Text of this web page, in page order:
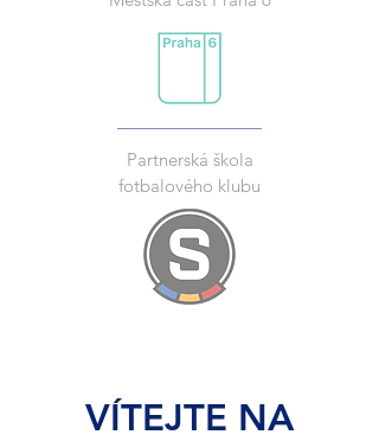
Partnerská škola
fotbalového klubu
VÍTEJTE NA